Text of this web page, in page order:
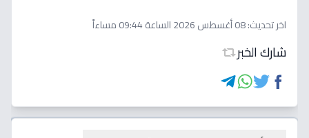
اخر تحديث:08 أغسطس 2026 الساعة 09:44 مساءاً
شارك الخبر